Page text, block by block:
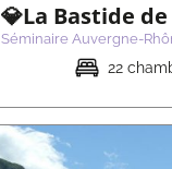
💎La Bastide
Séminaire Auvergne-
22